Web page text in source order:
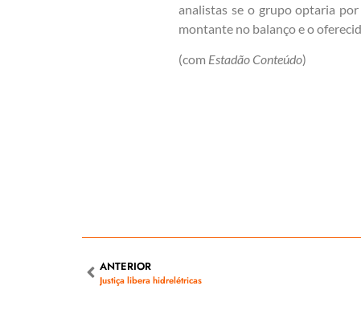
analistas se o grupo optaria
montante no balanço e o
(com Estadão Conteúdo)
ANTERIOR
Justiça libera hidrelétricas